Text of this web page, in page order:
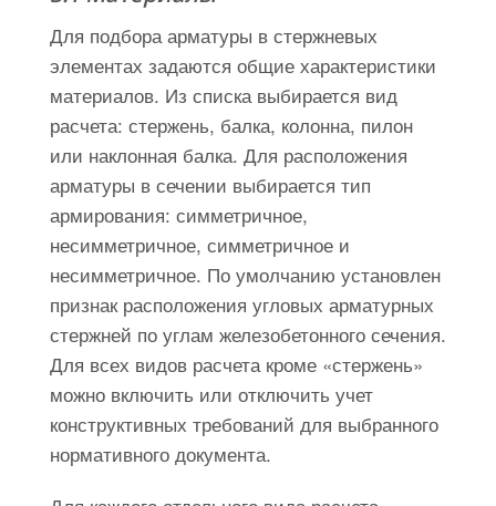
Для подбора арматуры в стержневых
элементах задаются общие характеристики
материалов. Из списка выбирается вид
расчета: стержень, балка, колонна, пилон
или наклонная балка. Для расположения
арматуры в сечении выбирается тип
армирования: симметричное,
несимметричное, симметричное и
несимметричное. По умолчанию установлен
признак расположения угловых арматурных
стержней по углам железобетонного сечения.
Для всех видов расчета кроме «стержень»
можно включить или отключить учет
конструктивных требований для выбранного
нормативного документа.